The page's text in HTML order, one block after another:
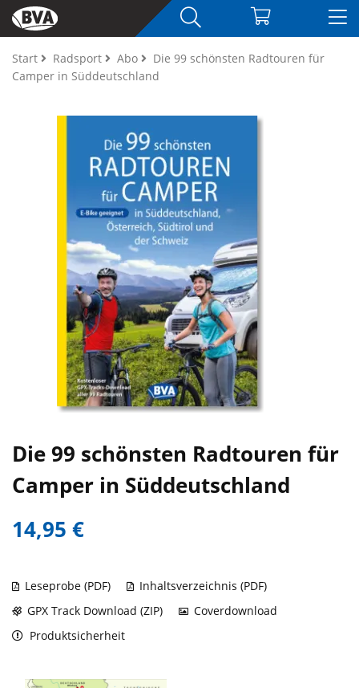
Start Radsport Abo
Die 99 schönsten Radtouren für
Camper in Süddeutschland
Die 99 schönsten Radtouren für
Camper in Süddeutschland
14,95 €
Leseprobe (PDF)
Inhaltsverzeichnis (PDF)
GPX Track Download (ZIP)
Coverdownload
Produktsicherheit